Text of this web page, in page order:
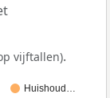
vijftallen).
Huishoud…